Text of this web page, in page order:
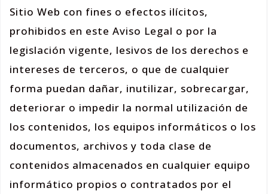
Sitio Web con fines o efectos ilícitos,
prohibidos en este Aviso Legal o por la
legislación vigente, lesivos de los derechos e
intereses de terceros, o que de cualquier
forma puedan dañar, inutilizar, sobrecargar,
deteriorar o impedir la normal utilización de
los contenidos, los equipos informáticos o los
documentos, archivos y toda clase de
contenidos almacenados en cualquier equipo
informático propios o contratados por el